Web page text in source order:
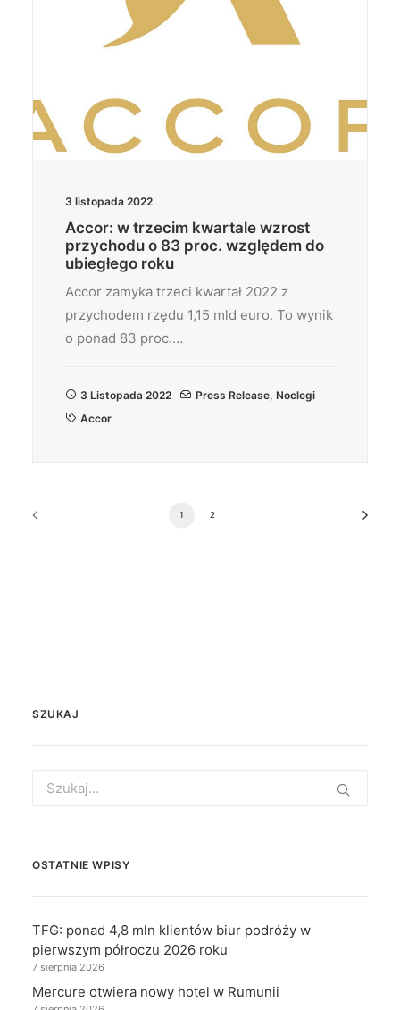
3 listopada 2022
Accor: w trzecim kwartale wzrost
przychodu o 83 proc. względem do
ubiegłego roku
Accor zamyka trzeci kwartał 2022 z
przychodem rzędu 1,15 mld euro. To wynik
o ponad 83 proc.…
3 Listopada 2022 Press Release, Noclegi
Accor
1 2
SZUKAJ
for:
OSTATNIE WPISY
TFG: ponad 4,8 mln klientów biur podróży w
pierwszym półroczu 2026 roku
7 sierpnia 2026
Mercure otwiera nowy hotel w Rumunii